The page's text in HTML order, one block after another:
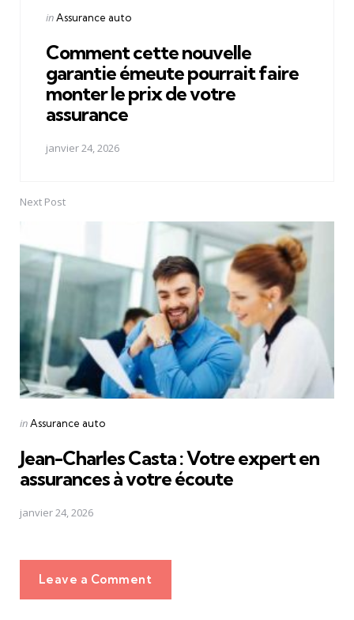
Posted
inAssurance auto
Comment cette nouvelle
garantie émeute pourrait faire
monter le prix de votre
assurance
janvier 24, 2026
Next Post
Posted
inAssurance auto
Jean-Charles Casta : Votre expert en
assurances à votre écoute
janvier 24, 2026
Leave a Comment